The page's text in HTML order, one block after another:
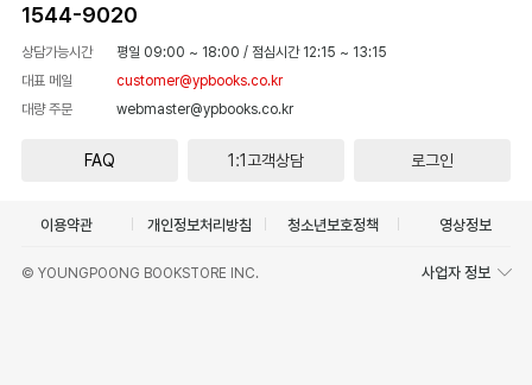
1544-9020
상담가능시간 평일 09:00 ~ 18:00 / 점심시간 12:15 ~ 13:15
대표 메일
customer@ypbooks.co.kr
대량 주문
webmaster@ypbooks.co.kr
FAQ 1:1고객상담 로그인
이용약관 개인정보처리방침 청소년보호정책 영상정보
© YOUNGPOONG BOOKSTORE INC. 사업자 정보